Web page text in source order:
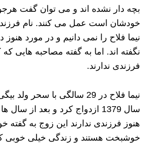
بچه دار نشده اند و می توان گفت
خودشان است عمل می کنند. نام
نیما فلاح را نمی دانیم و در مورد
نگفته اند. اما به گفته مصاحبه هایی
فرزندی ندارند.
سال 1379 ازدواج کرد و بعد از
هنوز فرزندی ندارند این زوج به گفته
خوشبخت هستند و زندگی خیلی خوبی